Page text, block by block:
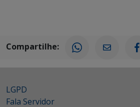
Compartilhe:
LGPD
Fala Servidor